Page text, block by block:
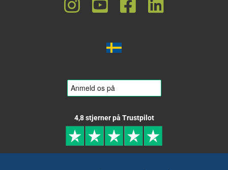
4,8 stjerner på Trustpilot